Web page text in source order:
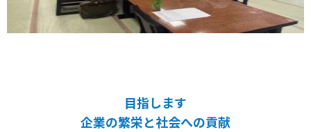
目指します
企業の繁栄と社会への貢献